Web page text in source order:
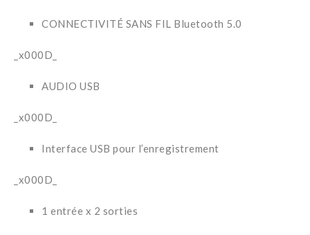
CONNECTIVITÉ SANS FIL Bluetooth 5.0
_x000D_
AUDIO USB
_x000D_
Interface USB pour l’enregistrement
_x000D_
1 entrée x 2 sorties